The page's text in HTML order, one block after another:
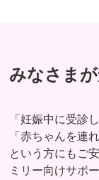
みなさま
「妊娠中に受診
「赤ちゃんを連
という方にもご
ミリー向けサポ